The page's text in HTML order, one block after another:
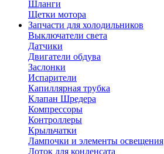
Шланги
Щетки мотора
Запчасти для холодильников
Выключатели света
Датчики
Двигатели обдува
Заслонки
Испарители
Капиллярная трубка
Клапан Шредера
Компрессоры
Контроллеры
Крыльчатки
Лампочки и элементы освещения
Лоток для конденсата